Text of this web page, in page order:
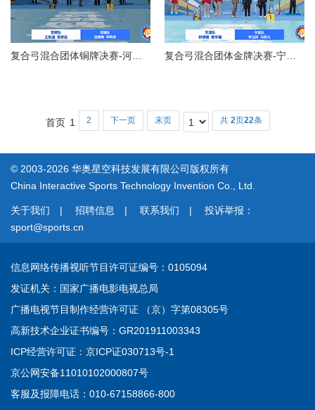
首页 1 2 下一页 末页 共 2页22条
© 2003-2026 华奥星空科技发展有限公司版权所有
China Interactive Sports Technology Invention Co., Ltd.
关于我们 | 招聘信息 | 联系我们 | 投诉举报：
sport@sports.cn
信息网络传播视听节目许可证编号：0105094
发证机关：国家广播电影电视总局
广播电视节目制作经营许可证 （京）字第08305号
高新技术企业证书编号：GR201911003343
ICP经营许可证： 京ICP证030713号-1
京公网安备11010102000807号
客服及报障电话：010-67158866-800